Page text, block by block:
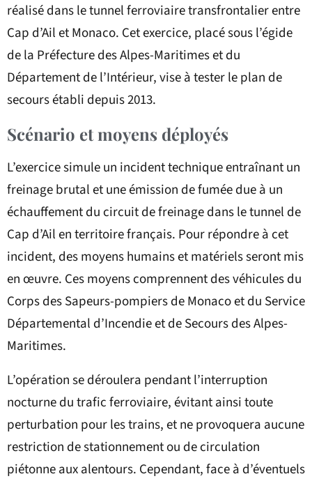
réalisé dans le tunnel ferroviaire transfrontalier entre
Cap d’Ail et Monaco. Cet exercice, placé sous l’égide
de la Préfecture des Alpes-Maritimes et du
Département de l’Intérieur, vise à tester le plan de
secours établi depuis 2013.
Scénario et moyens déployés
L’exercice simule un incident technique entraînant un
freinage brutal et une émission de fumée due à un
échauffement du circuit de freinage dans le tunnel de
Cap d’Ail en territoire français. Pour répondre à cet
incident, des moyens humains et matériels seront mis
en œuvre. Ces moyens comprennent des véhicules du
Corps des Sapeurs-pompiers de Monaco et du Service
Départemental d’Incendie et de Secours des Alpes-
Maritimes.
L’opération se déroulera pendant l’interruption
nocturne du trafic ferroviaire, évitant ainsi toute
perturbation pour les trains, et ne provoquera aucune
restriction de stationnement ou de circulation
piétonne aux alentours. Cependant, face à d’éventuels